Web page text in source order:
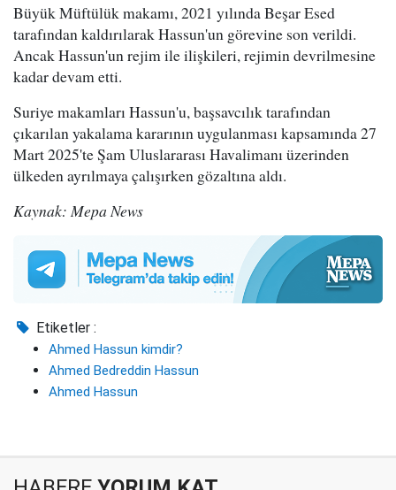
Büyük Müftülük makamı, 2021 yılında Beşar Esed
tarafından kaldırılarak Hassun'un görevine son verildi.
Ancak Hassun'un rejim ile ilişkileri, rejimin devrilmesine
kadar devam etti.
Suriye makamları Hassun'u, başsavcılık tarafından
çıkarılan yakalama kararının uygulanması kapsamında 27
Mart 2025'te Şam Uluslararası Havalimanı üzerinden
ülkeden ayrılmaya çalışırken gözaltına aldı.
Kaynak: Mepa News
Etiketler :
Ahmed Hassun kimdir?
Ahmed Bedreddin Hassun
Ahmed Hassun